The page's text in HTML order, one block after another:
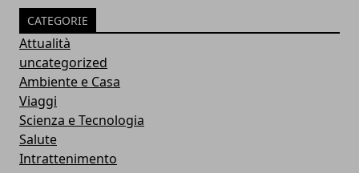
CATEGORIE
Attualità
uncategorized
Ambiente e Casa
Viaggi
Scienza e Tecnologia
Salute
Intrattenimento